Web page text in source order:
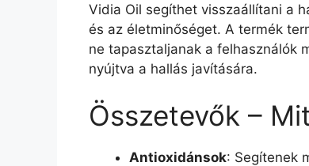
Vidia Oil segíthet visszaállítani a
és az életminőséget. A termék
ne tapasztaljanak a felhasználók
nyújtva a hallás javítására.
Összetevők –
Antioxidánsok: Segítenek